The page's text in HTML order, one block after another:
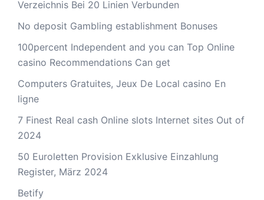
Verzeichnis Bei 20 Linien Verbunden
No deposit Gambling establishment Bonuses
100percent Independent and you can Top Online
casino Recommendations Can get
Computers Gratuites, Jeux De Local casino En
ligne
7 Finest Real cash Online slots Internet sites Out of
2024
50 Euroletten Provision Exklusive Einzahlung
Register, März 2024
Betify